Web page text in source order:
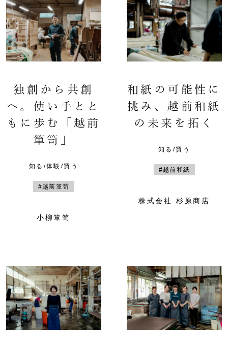
独創から共創
へ。使い手とと
もに歩む「越前
箪笥」
知る/体験/買う
#越前箪笥
小柳箪笥
和紙の可能性に
挑み、越前和紙
の未来を拓く
知る/買う
#越前和紙
株式会社 杉原商店